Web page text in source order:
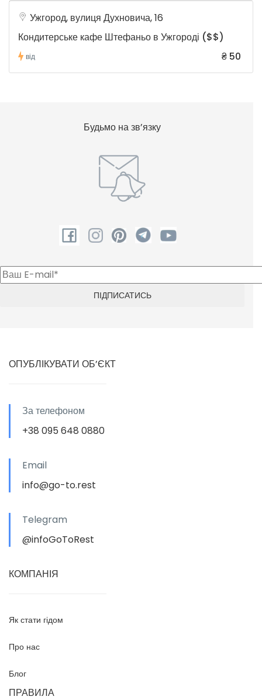
Ужгород, вулиця Духновича, 16
Кондитерське кафе Штефаньо в Ужгороді ($$)
від ₴ 50
Будьмо на зв’язку
ОПУБЛІКУВАТИ ОБ’ЄКТ
За телефоном
+38 095 648 0880
Email
info@go-to.rest
Telegram
@infoGoToRest
КОМПАНІЯ
Як стати гідом
Про нас
Блог
ПРАВИЛА